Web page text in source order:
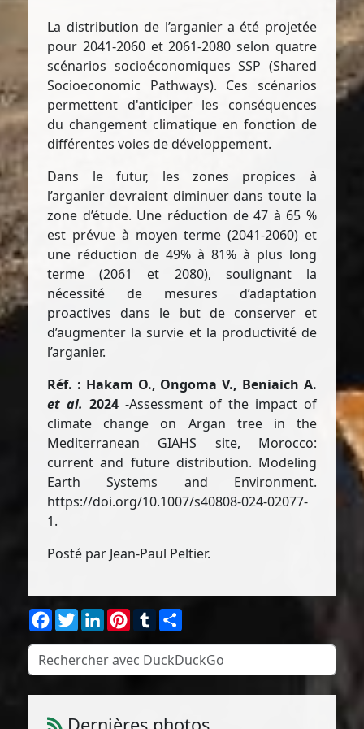
La distribution de l’arganier a été projetée
pour 2041-2060 et 2061-2080 selon quatre
scénarios socioéconomiques SSP (Shared
Socioeconomic Pathways). Ces scénarios
permettent d'anticiper les conséquences
du changement climatique en fonction de
différentes voies de développement.
Dans le futur, les zones propices à
l’arganier devraient diminuer dans toute la
zone d’étude. Une réduction de 47 à 65 %
est prévue à moyen terme (2041-2060) et
une réduction de 49% à 81% à plus long
terme (2061 et 2080), soulignant la
nécessité de mesures d’adaptation
proactives dans le but de conserver et
d’augmenter la survie et la productivité de
l’arganier.
Réf. : Hakam O., Ongoma V., Beniaich A.
et al. 2024-Assessment of the impact of
climate change on Argan tree in the
Mediterranean GIAHS site, Morocco:
current and future distribution. Modeling
Earth Systems and Environment.
https://doi.org/10.1007/s40808-024-02077-
1.
Posté par Jean-Paul Peltier.
Facebook
TwitterLinkedInPinterest
Tumblr
Atriplex parvifolia Lowe